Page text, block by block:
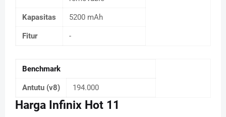
Kapasitas 5200 mAh
Fitur -
Benchmark
Antutu (v8) 194.000
Harga Infinix Hot 11